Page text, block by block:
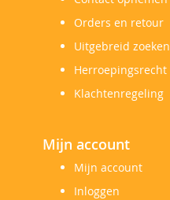
Orders en retour
Uitgebreid zoeken
Herroepingsrecht
Klachtenregeling
Mijn account
Mijn account
Inloggen